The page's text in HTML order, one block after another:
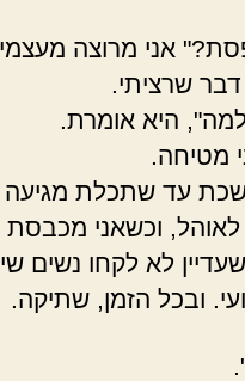
אני מרוצה
שרציתי.
היא אומרת.
מטיחה.
עד שתכלת מגיעה
וכשאני
לא לקחו נשים
ובכל הזמן, שתיקה.